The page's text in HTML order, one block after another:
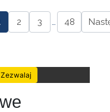
2 3 … 48
Zezwalaj